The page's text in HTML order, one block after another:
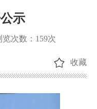
示
览次数： 159次
收藏